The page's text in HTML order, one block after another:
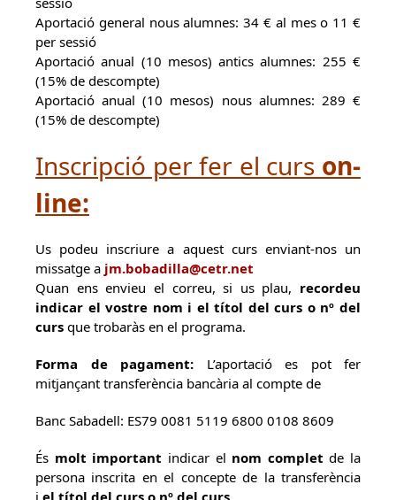
Aportació general nous alumnes: 34 € al mes o 11 €
per sessió
Aportació anual (10 mesos) antics alumnes: 255 €
(15% de descompte)
Aportació anual (10 mesos) nous alumnes: 289 €
(15% de descompte)
Inscripció per fer el curs on-
line:
Us podeu inscriure a aquest curs enviant-nos un
missatge a jm.bobadilla@cetr.net
Quan ens envieu el correu, si us plau, recordeu
indicar el vostre nom i el títol del curs o nº del
curs que trobaràs en el programa.
Forma de pagament: L’aportació es pot fer
mitjançant transferència bancària al compte de
Banc Sabadell: ES79 0081 5119 6800 0108 8609
És molt important indicar el nom complet de la
persona inscrita en el concepte de la transferència
i el títol del curs o nº del curs.